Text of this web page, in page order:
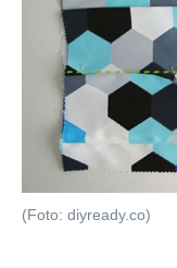
(Foto: diyready.co)